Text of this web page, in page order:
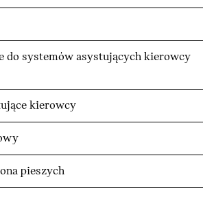
do systemów asystujących kierowcy
kierowcy
pieszych